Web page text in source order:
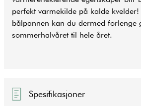
perfekt varmekilde på kalde
bålpannen kan du dermed forlenge
sommerhalvåret til hele året.
Spesifikasjoner